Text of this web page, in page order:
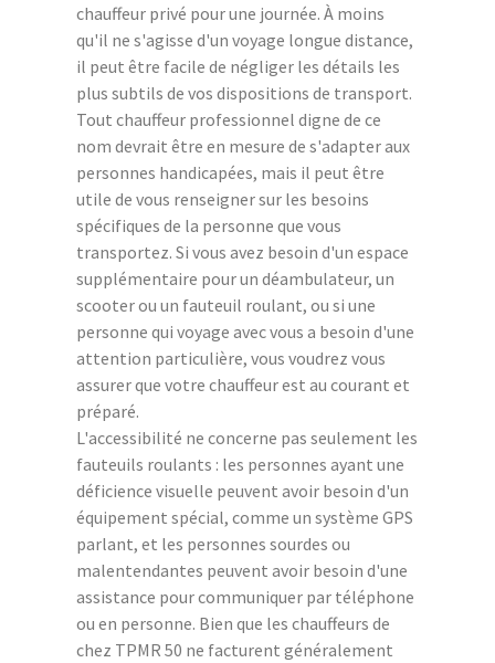
chauffeur privé pour une journée. À moins
qu'il ne s'agisse d'un voyage longue distance,
il peut être facile de négliger les détails les
plus subtils de vos dispositions de transport.
Tout chauffeur professionnel digne de ce
nom devrait être en mesure de s'adapter aux
personnes handicapées, mais il peut être
utile de vous renseigner sur les besoins
spécifiques de la personne que vous
transportez. Si vous avez besoin d'un espace
supplémentaire pour un déambulateur, un
scooter ou un fauteuil roulant, ou si une
personne qui voyage avec vous a besoin d'une
attention particulière, vous voudrez vous
assurer que votre chauffeur est au courant et
préparé.
L'accessibilité ne concerne pas seulement les
fauteuils roulants : les personnes ayant une
déficience visuelle peuvent avoir besoin d'un
équipement spécial, comme un système GPS
parlant, et les personnes sourdes ou
malentendantes peuvent avoir besoin d'une
assistance pour communiquer par téléphone
ou en personne. Bien que les chauffeurs de
chez TPMR 50 ne facturent généralement